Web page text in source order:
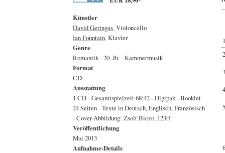
Künstler
David Geringas, Violoncello
Ian Fountain, Klavier
Genre
Romantik - 20. Jh. - Kammermusik
Format
CD
Ausstattung
1 CD - Gesamtspielzeit 68:42 - Digipak - Booklet
24 Seiten - Texte in Deutsch, Englisch, Französisch
- Cover-Abbildung: Zsolt Biczo, 123rf
Veröffentlichung
Mai 2013
Aufnahme-Details
1
2
3
4
5
6